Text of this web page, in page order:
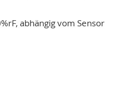
abhängig vom Sensor